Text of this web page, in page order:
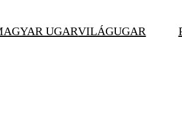
UGARVILÁGUGAR